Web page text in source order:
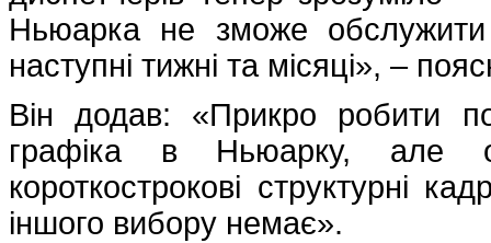
Ньюарка не зможе обслужити
наступні тижні та місяці», –
Він додав: «Прикро робити
графіка в Ньюарку, але
короткострокові структурні
іншого вибору немає».